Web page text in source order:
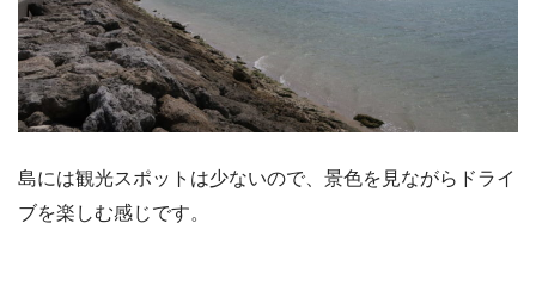
島には観光スポットは少ないので、景色を見ながらドライ
ブを楽しむ感じです。